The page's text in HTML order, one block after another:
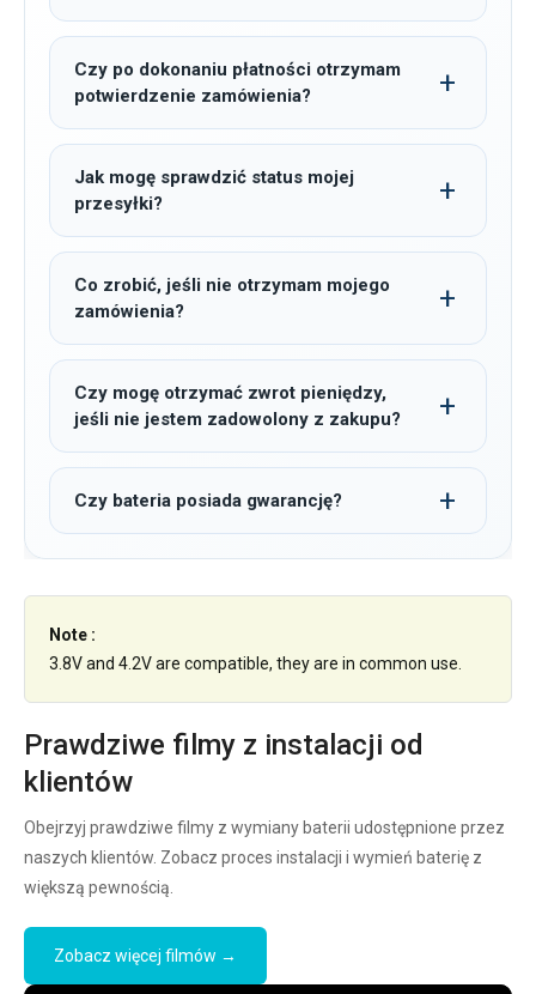
Czy po dokonaniu płatności otrzymam
potwierdzenie zamówienia?
Jak mogę sprawdzić status mojej
przesyłki?
Co zrobić, jeśli nie otrzymam mojego
zamówienia?
Czy mogę otrzymać zwrot pieniędzy,
jeśli nie jestem zadowolony z zakupu?
Czy bateria posiada gwarancję?
Note :
3.8V and 4.2V are compatible, they are in common use.
Prawdziwe filmy z instalacji od
klientów
Obejrzyj prawdziwe filmy z wymiany baterii udostępnione przez
naszych klientów. Zobacz proces instalacji i wymień baterię z
większą pewnością.
Zobacz więcej filmów →